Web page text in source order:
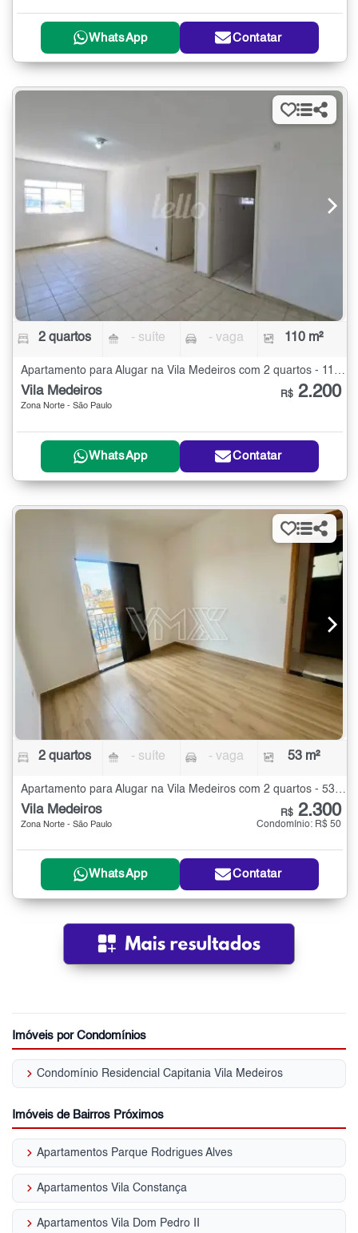
WhatsApp Contatar
2 quartos - suíte - vaga 110 m²
Apartamento para Alugar na Vila Medeiros com 2 quartos - 110 m²
Vila Medeiros
Zona Norte - São Paulo
R$ 2.200
WhatsApp Contatar
2 quartos - suíte - vaga 53 m²
Vila Medeiros
Zona Norte - São Paulo
R$ 2.300
Condomínio: R$ 50
WhatsApp Contatar
Imóveis por Condomínios
keyboard_arrow_right Condomínio Residencial Capitania Vila Medeiros
Imóveis de Bairros Próximos
keyboard_arrow_right Apartamentos Parque Rodrigues Alves
keyboard_arrow_right Apartamentos Vila Constança
keyboard_arrow_right Apartamentos Vila Dom Pedro II